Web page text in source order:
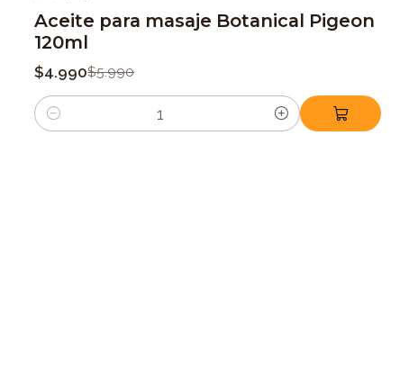
Aceite para masaje Botanical Pigeon
120ml
$4.990$5.990
Cantidad